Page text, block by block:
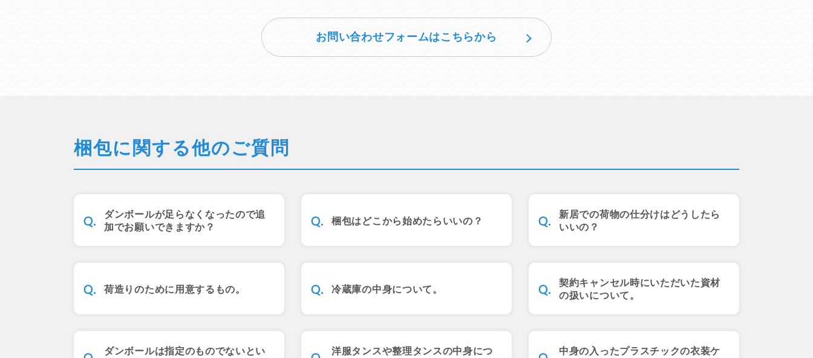
お問い合わせフォームはこちらから
梱包に関する他のご質問
ダンボールが足らなくなったので追
加でお願いできますか？
梱包はどこから始めたらいいの？
新居での荷物の仕分けはどうしたら
いいの？
荷造りのために用意するもの。 冷蔵庫の中身について。
契約キャンセル時にいただいた資材
の扱いについて。
ダンボールは指定のものでないとい
洋服タンスや整理タンスの中身につ
中身の入ったプラスチックの衣装ケ